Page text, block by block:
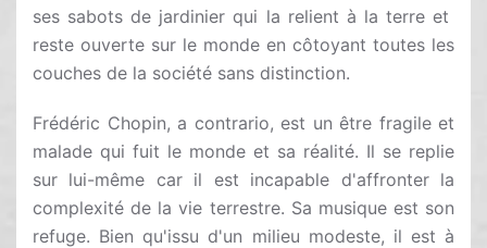
ses sabots de jardinier qui la relient à la terre et
reste ouverte sur le monde en côtoyant toutes les
couches de la société sans distinction.
Frédéric Chopin, a contrario, est un être fragile et
malade qui fuit le monde et sa réalité. Il se replie
sur lui-même car il est incapable d'affronter la
complexité de la vie terrestre. Sa musique est son
refuge. Bien qu'issu d'un milieu modeste, il est à